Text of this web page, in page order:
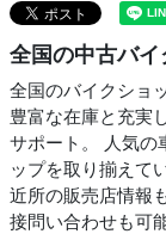
全国の中古バイ
全国のバイクショ
豊富な在庫と充実
サポート。 人気の
ップを取り揃えて
近所の販売店情報
接問い合わせも可